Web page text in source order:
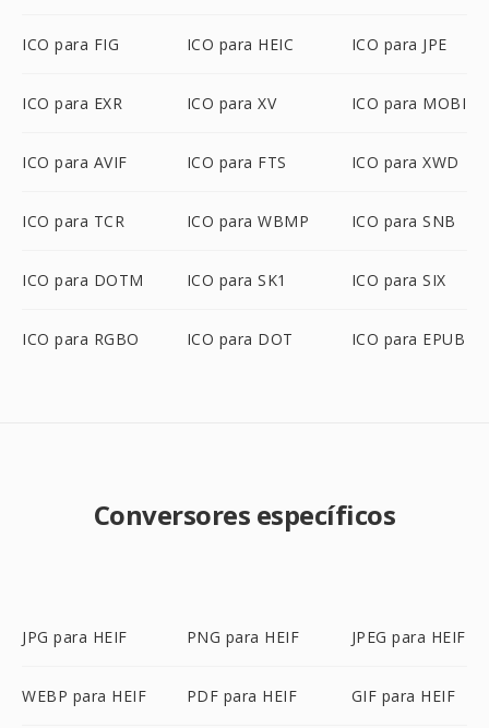
ICO para FIG ICO para HEIC ICO para JPE
ICO para EXR ICO para XV ICO para MOBI
ICO para AVIF ICO para FTS ICO para XWD
ICO para TCR ICO para WBMP ICO para SNB
ICO para DOTM ICO para SK1 ICO para SIX
ICO para RGBO ICO para DOT ICO para EPUB
Conversores específicos
JPG para HEIF PNG para HEIF JPEG para HEIF
WEBP para HEIF PDF para HEIF GIF para HEIF